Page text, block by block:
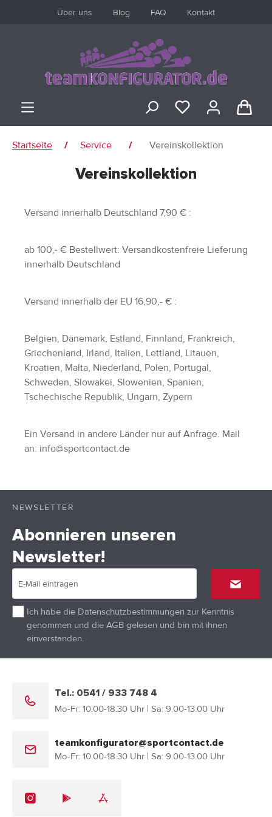
springenÜber uns Blog FAQ Kontakt
oder registrieren
Übersicht
Persönliches Profil
Zahlungsarten
Widerruf erklären
Startseite / Service / Vereinskollektion
Vereinskollektion
Versand innerhalb Deutschland 7,90 € :
ab 100,- € Bestellwert: Versandkostenfreie Lieferung
innerhalb Deutschland
Versand innerhalb der EU 16,90,- € :
Belgien, Dänemark, Estland, Finnland, Frankreich,
Griechenland, Irland, Italien, Lettland, Litauen,
Kroatien, Malta, Niederland, Polen, Portugal,
Schweden, Slowakei, Slowenien, Spanien,
Tschechische Republik, Ungarn, Zypern
Ein Versand in andere Länder nur auf Anfrage. Mail
an: info@sportcontact.de
NEWSLETTER
Abonnieren unseren
Newsletter!
Ich habe die Datenschutzbestimmungen zur Kenntnis
genommen und die AGB gelesen und bin mit ihnen
einverstanden.
Tel.: 0541 / 933 748 4
Mo-Fr: 10.00-18.30 Uhr | Sa: 9.00-13.00 Uhr
teamkonfigurator@sportcontact.de
Mo-Fr: 10.00-18.30 Uhr | Sa: 9.00-13.00 Uhr